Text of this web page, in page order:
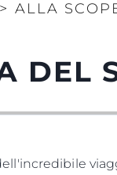
> ALLA
DEL